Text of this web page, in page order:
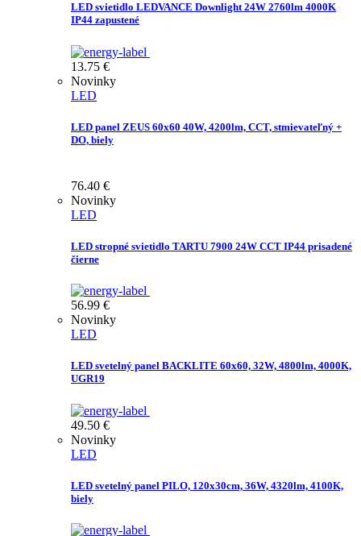
LED svietidlo LEDVANCE Downlight 24W 2760lm 4000K
IP44 zapustené
13.75 €
Novinky
LED
LED panel ZEUS 60x60 40W, 4200lm, CCT, stmievateľný +
DO, biely
76.40 €
Novinky
LED
LED stropné svietidlo TARTU 7900 24W CCT IP44 prisadené
čierne
56.99 €
Novinky
LED
LED svetelný panel BACKLITE 60x60, 32W, 4800lm, 4000K,
UGR19
49.50 €
Novinky
LED
LED svetelný panel PILO, 120x30cm, 36W, 4320lm, 4100K,
biely